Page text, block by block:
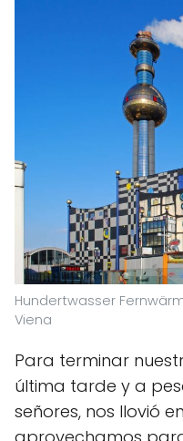
Hundertwasser
Viena
Para terminar
última tarde y a
señores, nos llovió